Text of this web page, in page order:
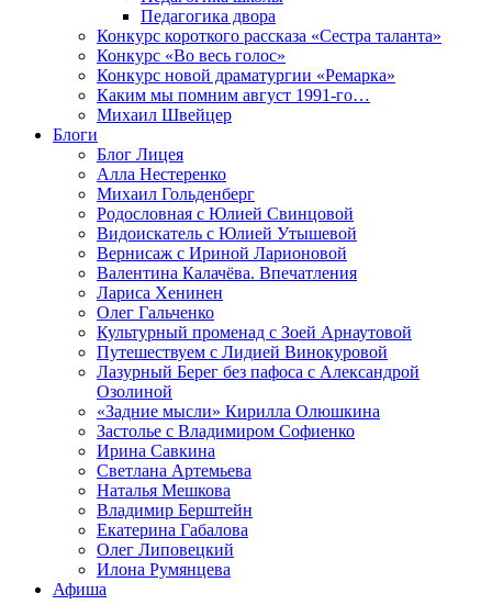
Педагогика двора
Конкурс короткого рассказа «Сестра таланта»
Конкурс «Во весь голос»
Конкурс новой драматургии «Ремарка»
Каким мы помним август 1991-го…
Михаил Швейцер
Блоги
Блог Лицея
Алла Нестеренко
Михаил Гольденберг
Родословная с Юлией Свинцовой
Видоискатель с Юлией Утышевой
Вернисаж с Ириной Ларионовой
Валентина Калачёва. Впечатления
Лариса Хенинен
Олег Гальченко
Культурный променад с Зоей Арнаутовой
Путешествуем с Лидией Винокуровой
Лазурный Берег без пафоса с Александрой
Озолиной
«Задние мысли» Кирилла Олюшкина
Застолье с Владимиром Софиенко
Ирина Савкина
Светлана Артемьева
Наталья Мешкова
Владимир Берштейн
Екатерина Габалова
Олег Липовецкий
Илона Румянцева
Афиша